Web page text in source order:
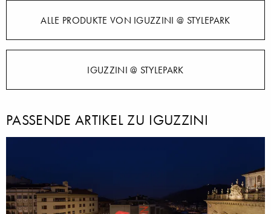
ALLE PRODUKTE VON IGUZZINI @ STYLEPARK
IGUZZINI @ STYLEPARK
PASSENDE ARTIKEL ZU IGUZZINI